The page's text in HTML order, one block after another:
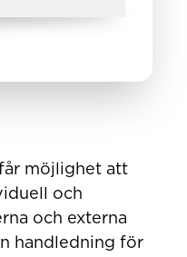
möjlighet att
och
och externa
handledning för